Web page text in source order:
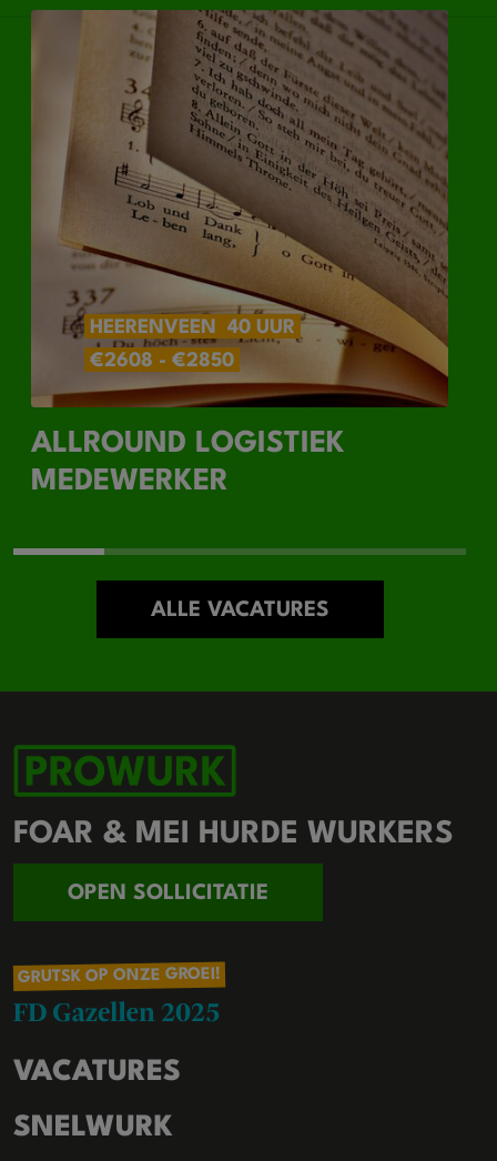
HEERENVEEN
40 UUR
€2608 - €2850
ALLROUND LOGISTIEK
MEDEWERKER
ALLE VACATURES
FOAR & MEI HURDE WURKERS
OPEN SOLLICITATIE
GRUTSK OP ONZE GROEI!
VACATURES
SNELWURK